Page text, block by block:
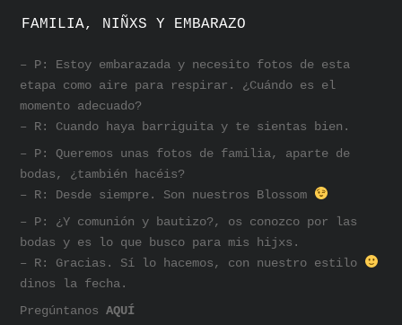
FAMILIA, NIÑXS Y EMBARAZO
– P: Estoy embarazada y necesito fotos de esta
etapa como aire para respirar. ¿Cuándo es el
momento adecuado?
– R: Cuando haya barriguita y te sientas bien.
– P: Queremos unas fotos de familia, aparte de
bodas, ¿también hacéis?
– R: Desde siempre. Son nuestros Blossom
– P: ¿Y comunión y bautizo?, os conozco por las
bodas y es lo que busco para mis hijxs.
– R: Gracias. Sí lo hacemos, con nuestro estilo
dinos la fecha.
PregúntanosAQUÍ